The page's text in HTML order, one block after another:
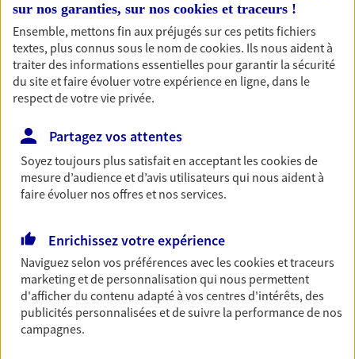
1 résultat correspond à votre
recherche
Passer les
résultats
Karine Aglae
France
Agence Axa Centre Commercial Quartier Place D
Armes, 97232 Le Lamentin
Horaires : Fermé
Ouvre demain à 08:00
sur nos garanties, sur nos cookies et traceurs !
Ensemble, mettons fin aux préjugés sur ces petits fichiers
textes, plus connus sous le nom decookies. Ils nous aident à
traiter des informations essentielles pour garantir la sécurité
du site et faire évoluer votre expérience en ligne, dans le
respect de votre vie privée.
Partagez vos attentes
Soyez toujours plus satisfait en acceptant lescookiesde
mesure d’audience et d’avis utilisateurs qui nous aident à
faire évoluer nos offres et nos services.
Enrichissez votre expérience
Naviguez selon vos préférences avec lescookies et traceurs
marketing et de personnalisation qui nous permettent
d'afficher du contenu adapté à vos centres d'intérêts, des
publicités personnalisées et de suivre la performance de nos
campagnes.